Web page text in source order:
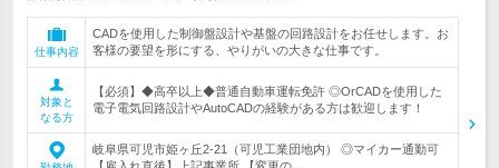
仕事内容
CADを使用した制御盤設計や基盤の回路設計をお任せします。お
客様の要望を形にする、やりがいの大きな仕事です。
対象と
なる方
【必須】◆高卒以上◆普通自動車運転免許 ◎OrCADを使用した
電子電気回路設計やAutoCADの経験がある方は歓迎します！
岐阜県可児市姫ヶ丘2-21（可児工業団地内） ◎マイカー通勤可